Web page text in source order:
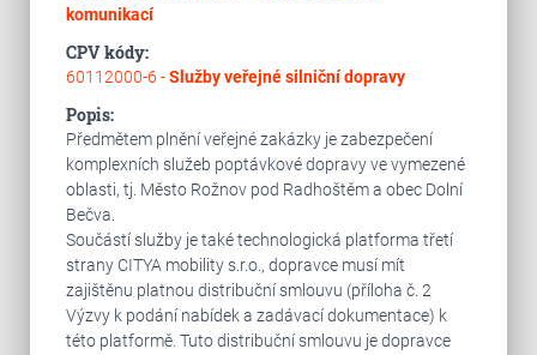
komunikací
CPV kódy:
60112000-6 -Služby veřejné silniční dopravy
Popis:
Předmětem plnění veřejné zakázky je zabezpečení
komplexních služeb poptávkové dopravy ve vymezené
oblasti, tj. Město Rožnov pod Radhoštěm a obec Dolní
Bečva.
Součástí služby je také technologická platforma třetí
strany CITYA mobility s.r.o., dopravce musí mít
zajištěnu platnou distribuční smlouvu (příloha č. 2
Výzvy k podání nabídek a zadávací dokumentace) k
této platformě. Tuto distribuční smlouvu je dopravce